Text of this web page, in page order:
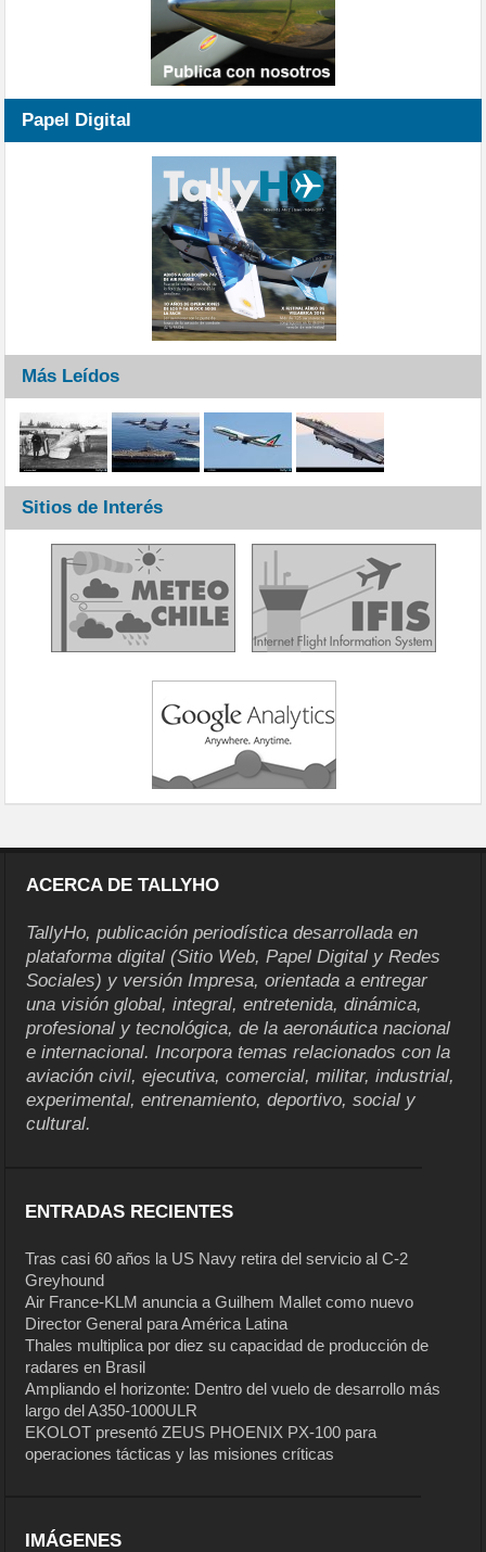
Papel Digital
Más Leídos
Sitios de Interés
ACERCA DE TALLYHO
TallyHo, publicación periodística desarrollada en
plataforma digital (Sitio Web, Papel Digital y Redes
Sociales) y versión Impresa, orientada a entregar
una visión global, integral, entretenida, dinámica,
profesional y tecnológica, de la aeronáutica nacional
e internacional. Incorpora temas relacionados con la
aviación civil, ejecutiva, comercial, militar, industrial,
experimental, entrenamiento, deportivo, social y
cultural.
ENTRADAS RECIENTES
Tras casi 60 años la US Navy retira del servicio al C-2
Greyhound
Air France-KLM anuncia a Guilhem Mallet como nuevo
Director General para América Latina
Thales multiplica por diez su capacidad de producción de
radares en Brasil
Ampliando el horizonte: Dentro del vuelo de desarrollo más
largo del A350-1000ULR
EKOLOT presentó ZEUS PHOENIX PX-100 para
operaciones tácticas y las misiones críticas
IMÁGENES